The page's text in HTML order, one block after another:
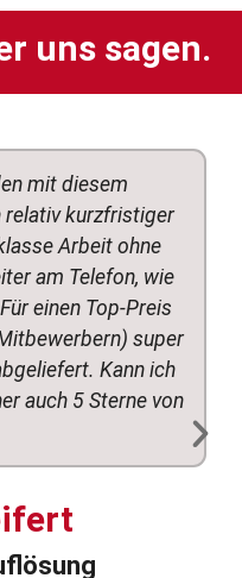
uns sagen.
mit diesem
relativ kurzfristiger
Arbeit ohne
am Telefon, wie
einen Top-Preis
super
Kann ich
auch 5 Sterne von